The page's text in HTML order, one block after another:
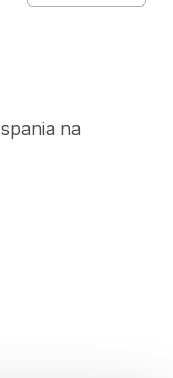
spania na